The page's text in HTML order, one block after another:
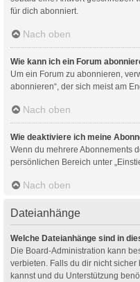
für dich abonniert.
Nach oben
Wie kann ich ein Forum
Um ein Forum zu abonnieren,
abonnieren“, der sich meist am
Nach oben
Wie deaktiviere ich meine
Wenn du mehrere Abonnements
persönlichen Bereich unter
Nach oben
Dateianhänge
Welche Dateianhänge sind in
Die Board-Administration kann
verbieten. Falls du dir nicht
kannst und du Unterstützung